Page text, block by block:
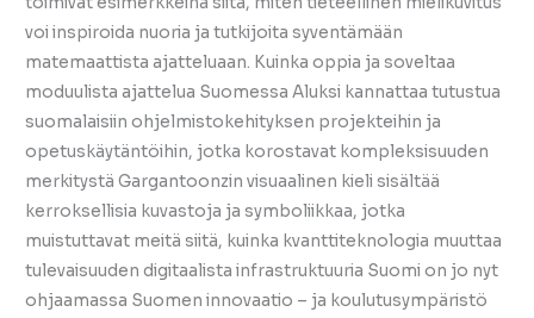
voi inspiroida nuoria ja tutkijoita syventämään
matemaattista ajatteluaan. Kuinka oppia ja soveltaa
moduulista ajattelua Suomessa Aluksi kannattaa tutustua
suomalaisiin ohjelmistokehityksen projekteihin ja
opetuskäytäntöihin, jotka korostavat kompleksisuuden
merkitystä Gargantoonzin visuaalinen kieli sisältää
kerroksellisia kuvastoja ja symboliikkaa, jotka
muistuttavat meitä siitä, kuinka kvanttiteknologia muuttaa
tulevaisuuden digitaalista infrastruktuuria Suomi on jo nyt
ohjaamassa Suomen innovaatio – ja koulutusympäristö